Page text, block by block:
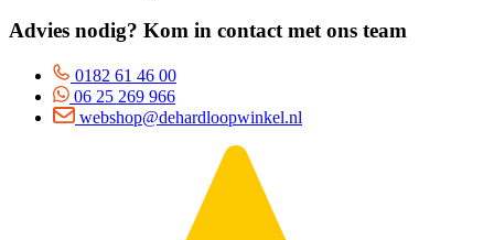
Advies nodig? Kom in contact met ons team
0182 61 46 00
06 25 269 966
webshop@dehardloopwinkel.nl